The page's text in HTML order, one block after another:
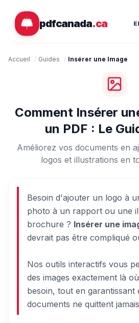
pdfcanada.ca
Accueil / Guides / Insérer une Image
Comment Insérer
un PDF : Le
Améliorez vos documents en
logos et illustrations en
Besoin d'ajouter un logo à
photo à un rapport ou une
brochure ? Insérer une
devrait pas être compliqué
Nos outils interactifs vous
des images exactement là
besoin, tout en garantissant
documents ne quittent